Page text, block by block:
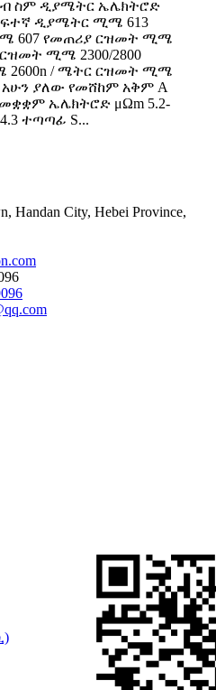
ስም ዲያሜትር ኤሌክትሮድ
ዲያሜትር ሚሜ 613
607 የመጠሪያ ርዝመት ሚሜ
ርዝመት ሚሜ 2300/2800
2600n / ሜትር ርዝመት ሚሜ
አሁን ያለው የመሸከም አቅም A
የመቋቋም ኤሌክትሮድ μΩm 5.2-
ተጣጣፊ S...
Handan City, Hebei Province,